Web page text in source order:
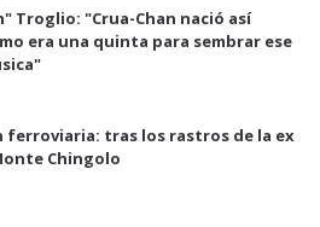
Troglio: "Crua-Chan nació así
era una quinta para sembrar ese
ferroviaria: tras los rastros de la ex
Chingolo